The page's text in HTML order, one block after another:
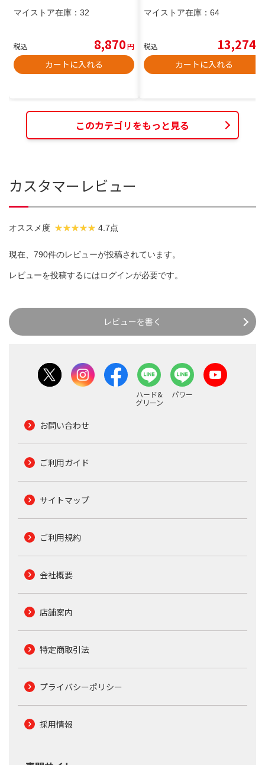
マイストア在庫： 32
税込 8,870円
カートに入れる
マイストア在庫： 64
税込 13,274
カートに入れる
このカテゴリをもっと見る
カスタマーレビュー
オススメ度 4.7点
現在、790件のレビューが投稿されています。
レビューを投稿するにはログインが必要です。
レビューを書く
ハード&
グリーン
パワー
お問い合わせ
ご利用ガイド
サイトマップ
ご利用規約
会社概要
店舗案内
特定商取引法
プライバシーポリシー
採用情報